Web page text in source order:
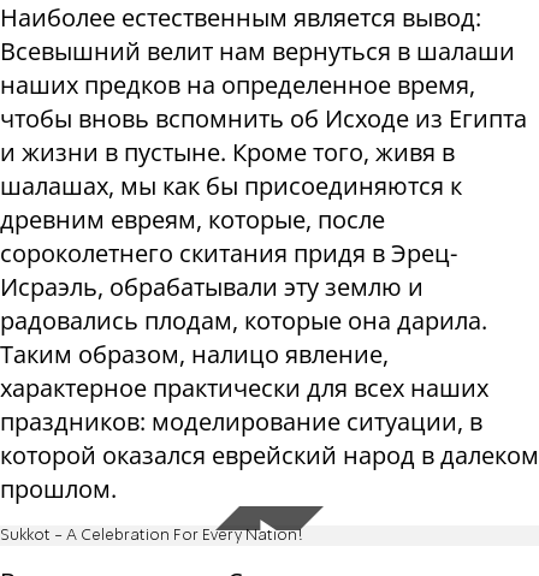
Наиболее естественным является вывод:
Всевышний велит нам вернуться в шалаши
наших предков на определенное время,
чтобы вновь вспомнить об Исходе из Египта
и жизни в пустыне. Кроме того, живя в
шалашах, мы как бы присоединяются к
древним евреям, которые, после
сороколетнего скитания придя в Эрец-
Исраэль, обрабатывали эту землю и
радовались плодам, которые она дарила.
Таким образом, налицо явление,
характерное практически для всех наших
праздников: моделирование ситуации, в
которой оказался еврейский народ в далеком
прошлом.
Sukkot - A Celebration For Every Nation!